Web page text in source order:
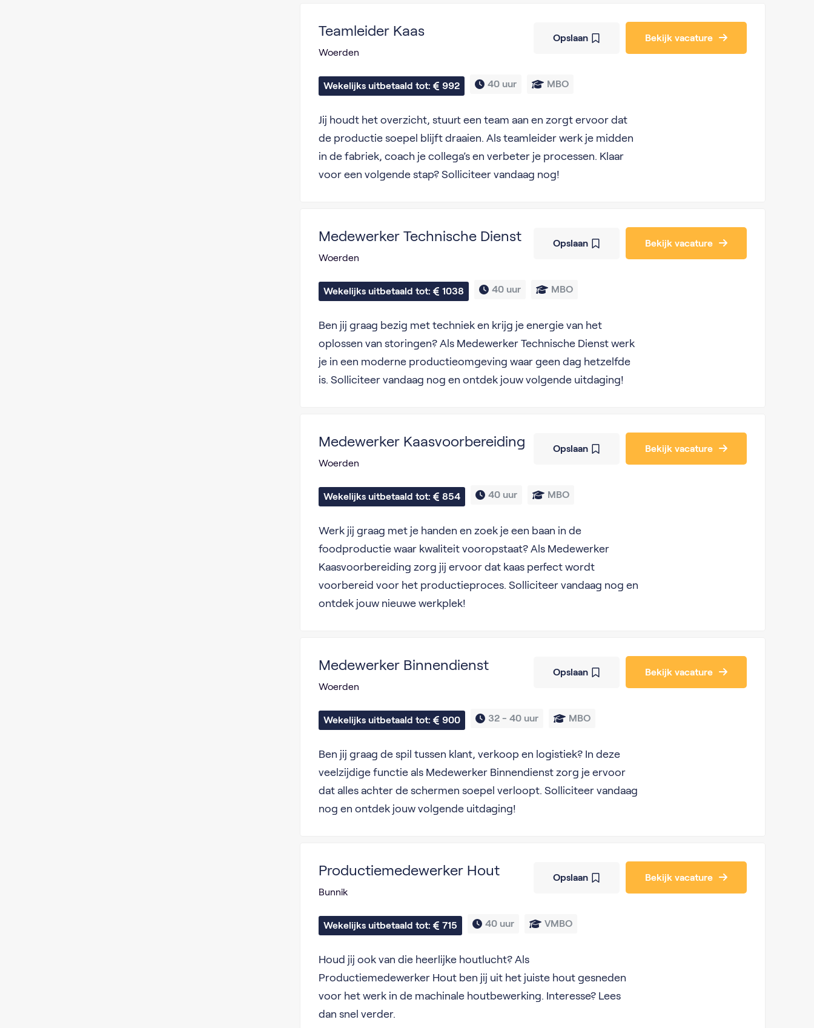
Teamleider Kaas
Woerden
Wekelijks uitbetaald tot: 992 40 uur MBO
Jij houdt het overzicht, stuurt een team aan en zorgt ervoor dat
de productie soepel blijft draaien. Als teamleider werk je midden
in de fabriek, coach je collega’s en verbeter je processen. Klaar
voor een volgende stap? Solliciteer vandaag nog!
Opslaan Bekijk vacature
Medewerker Technische Dienst
Woerden
Wekelijks uitbetaald tot: 1038 40 uur MBO
Ben jij graag bezig met techniek en krijg je energie van het
oplossen van storingen? Als Medewerker Technische Dienst werk
je in een moderne productieomgeving waar geen dag hetzelfde
is. Solliciteer vandaag nog en ontdek jouw volgende uitdaging!
Opslaan Bekijk vacature
Medewerker Kaasvoorbereiding
Woerden
Wekelijks uitbetaald tot: 854 40 uur MBO
Werk jij graag met je handen en zoek je een baan in de
foodproductie waar kwaliteit vooropstaat? Als Medewerker
Kaasvoorbereiding zorg jij ervoor dat kaas perfect wordt
voorbereid voor het productieproces. Solliciteer vandaag nog en
ontdek jouw nieuwe werkplek!
Opslaan Bekijk vacature
Medewerker Binnendienst
Woerden
Wekelijks uitbetaald tot: 900 32 - 40 uur MBO
Ben jij graag de spil tussen klant, verkoop en logistiek? In deze
veelzijdige functie als Medewerker Binnendienst zorg je ervoor
dat alles achter de schermen soepel verloopt. Solliciteer vandaag
nog en ontdek jouw volgende uitdaging!
Opslaan Bekijk vacature
Productiemedewerker Hout
Bunnik
Wekelijks uitbetaald tot: 715 40 uur VMBO
Houd jij ook van die heerlijke houtlucht? Als
Productiemedewerker Hout ben jij uit het juiste hout gesneden
voor het werk in de machinale houtbewerking. Interesse? Lees
dan snel verder.
Opslaan Bekijk vacature